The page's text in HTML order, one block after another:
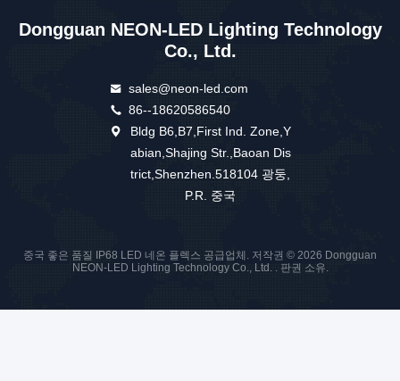
Dongguan NEON-LED Lighting Technology
Co., Ltd.
sales@neon-led.com
86--18620586540
Bldg B6,B7,First Ind. Zone,Y
abian,Shajing Str.,Baoan Dis
trict,Shenzhen.518104 광둥,
P.R. 중국
중국 좋은 품질 IP68 LED 네온 플렉스 공급업체. 저작권 © 2026 Dongguan
NEON-LED Lighting Technology Co., Ltd. . 판권 소유.